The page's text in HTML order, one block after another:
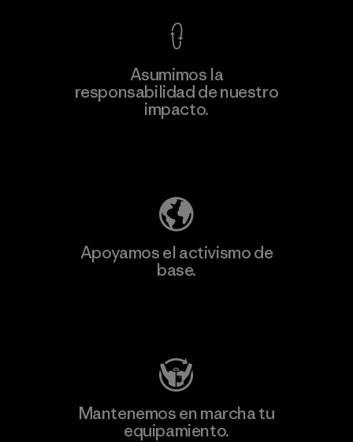
Asumimos la
responsabilidad de nuestro
impacto.
Apoyamos el activismo de
base.
Mantenemos en marcha tu
equipamiento.